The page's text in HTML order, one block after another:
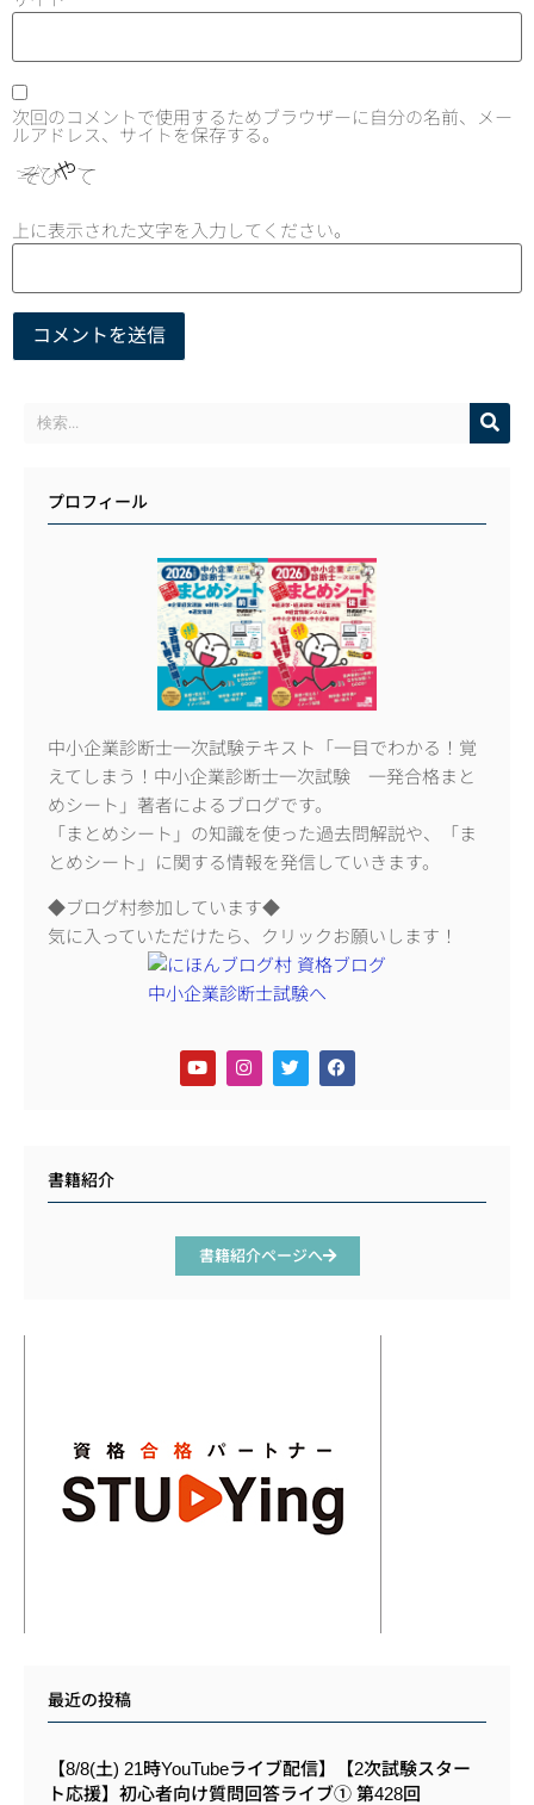
次回のコメントで使用するためブラウザーに自分の名前、メー
ルアドレス、サイトを保存する。
上に表示された文字を入力してください。
プロフィール
中小企業診断士一次試験テキスト「一目でわかる！覚
えてしまう！中小企業診断士一次試験 一発合格まと
めシート」著者によるブログです。
「まとめシート」の知識を使った過去問解説や、「ま
とめシート」に関する情報を発信していきます。
◆ブログ村参加しています◆
気に入っていただけたら、クリックお願いします！
書籍紹介
書籍紹介ページへ
最近の投稿
【8/8(土) 21時YouTubeライブ配信】【2次試験スター
ト応援】初心者向け質問回答ライブ① 第428回